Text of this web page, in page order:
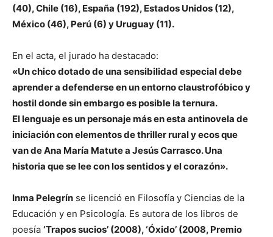
(40), Chile (16), España (192), Estados Unidos (12),
México (46), Perú (6) y Uruguay (11).
En el acta, el jurado ha destacado:
«Un chico dotado de una sensibilidad especial debe
aprender a defenderse en un entorno claustrofóbico y
hostil donde sin embargo es posible la ternura.
El lenguaje es un personaje más en esta antinovela de
iniciación con elementos de thriller rural y ecos que
van de Ana María Matute a Jesús Carrasco. Una
historia que se lee con los sentidos y el corazón».
Inma Pelegrín se licenció en Filosofía y Ciencias de la
Educación y en Psicología. Es autora de los libros de
poesía ‘Trapos sucios’ (2008), ‘Óxido’ (2008, Premio